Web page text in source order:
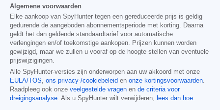
Algemene voorwaarden
Elke aankoop van SpyHunter tegen een gereduceerde prijs is geldig
gedurende de aangeboden abonnementsperiode met korting. Daarna
geldt het dan geldende standaardtarief voor automatische
verlengingen en/of toekomstige aankopen. Prijzen kunnen worden
gewijzigd, maar we zullen u vooraf op de hoogte stellen van eventuele
prijswijzigingen.
Alle SpyHunter-versies zijn onderworpen aan uw akkoord met onze
EULA/TOS, ons privacy-/cookiebeleid en onze kortingsvoorwaarden.
Raadpleeg ook onze veelgestelde vragen en de criteria voor
dreigingsanalyse. Als u SpyHunter wilt verwijderen, lees dan hoe.